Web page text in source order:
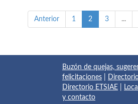
Anterior 1 2 3 ...
Buzón de quejas,
felicitaciones
Directorio ETSIAE
y contacto